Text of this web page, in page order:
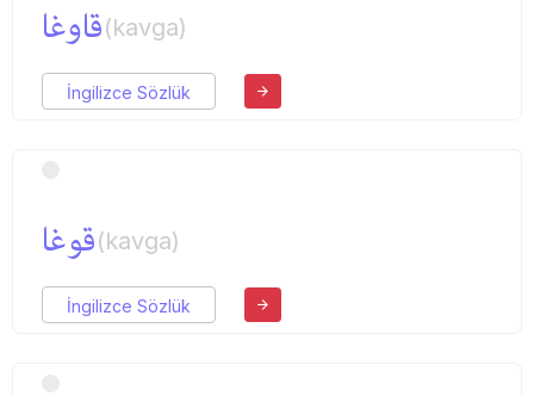
قاوغا(kavga)
İngilizce Sözlük
قوغا(kavga)
İngilizce Sözlük